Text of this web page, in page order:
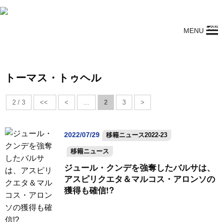
ブログ。マンチェスター・ユナイテッド、アーセナル、リヴァプールetc.
MENU
トーマス・トゥヘル
2 / 3 << < ... 2 3 >
2022/07/29 移籍ニュース2022-23
移籍ニュース
ジュール・クンデを強奪したバルサは、
アスピリクエタ＆マルコス・アロンソの
獲得も確信!?